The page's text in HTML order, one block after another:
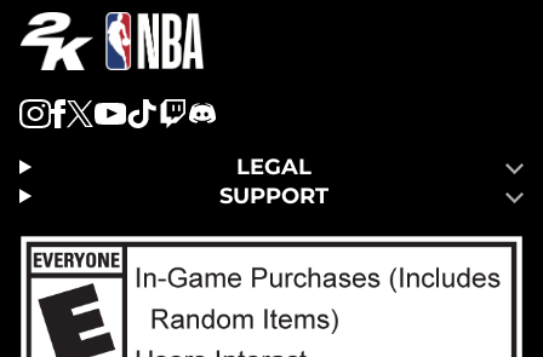
LEGAL
SUPPORT